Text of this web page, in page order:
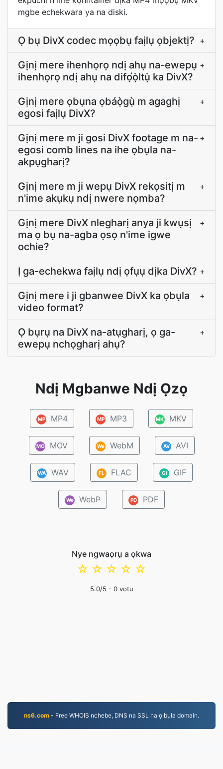
mgbe echekwara ya na diski.
Ọ bụ DivX codec mọọbụ faịlụ ọbjektị? +
Gịnị mere ihenhọrọ ndị ahụ na-ewepụ
ihenhọrọ ndị ahụ na difọ́ọ̀ltụ̀ ka DivX?
+
Gịnị mere ọbụna ọbáọ̀gụ̀ m agaghị
egosi faịlụ DivX?
+
Gịnị mere m ji gosi DivX footage m na-
egosi comb lines na ihe ọbụla na-
akpụgharị?
+
Gịnị mere m ji wepụ DivX rekọsitị m
n'ime akụkụ ndị nwere nọmba?
+
Gịnị mere DivX nlegharị anya ji kwụsị
ma ọ bụ na-agba ọsọ n'ime igwe
ochie?
+
Ị ga-echekwa faịlụ ndị ọfụụ dịka DivX? +
Gịnị mere i ji gbanwee DivX ka ọbụla
video format?
+
Ọ bụrụ na DivX na-atụgharị, ọ ga-
ewepụ nchọgharị ahụ?
+
Ndị Mgbanwe Ndị Ọzọ
MP MP4 MP MP3 MK MKV
MO MOV We WebM AV AVI
WA WAV FL FLAC GI GIF
We WebP PD PDF
Nye ngwaọrụ a ọkwa
☆
☆
☆
☆
☆
5.0/5 - 0votu
ns6.com - Free WHOIS nchebe, DNS na SSL na ọ bụla domain.